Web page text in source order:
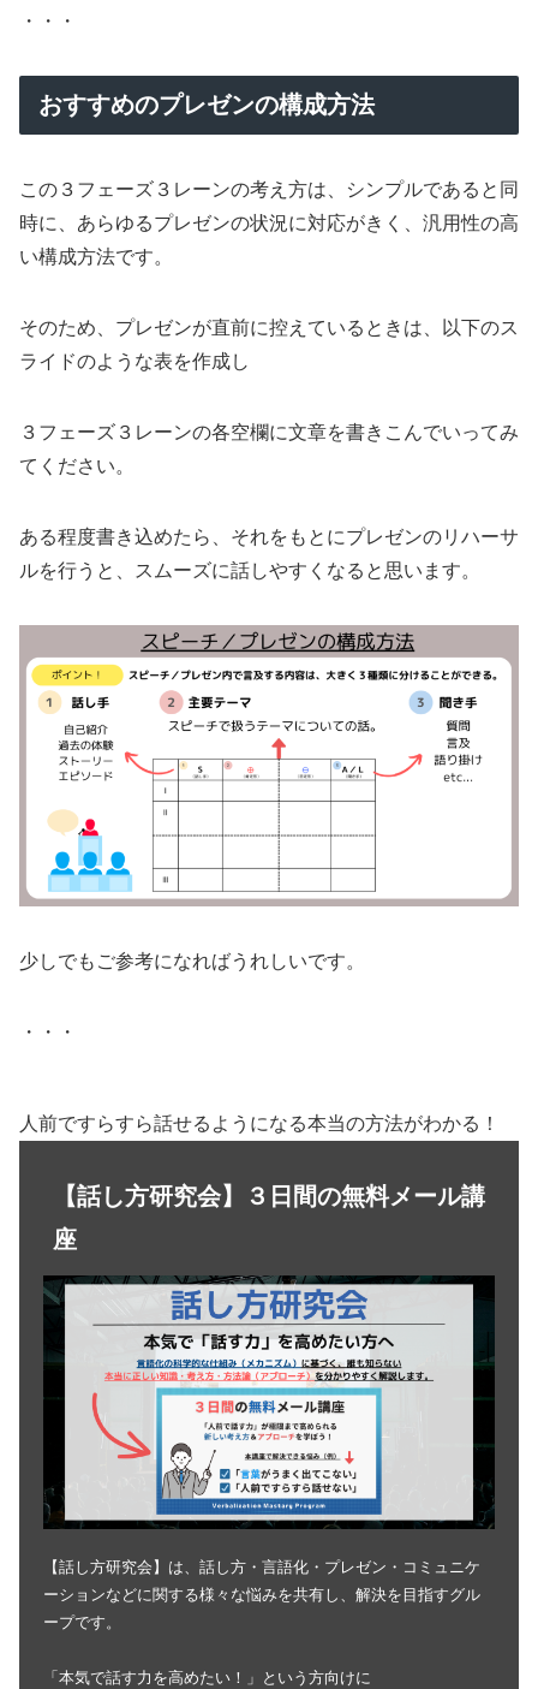
・・・
おすすめのプレゼンの構成方法
この３フェーズ３レーンの考え方は、シンプルであると同
時に、あらゆるプレゼンの状況に対応がきく、汎用性の高
い構成方法です。
そのため、プレゼンが直前に控えているときは、以下のス
ライドのような表を作成し
３フェーズ３レーンの各空欄に文章を書きこんでいってみ
てください。
ある程度書き込めたら、それをもとにプレゼンのリハーサ
ルを行うと、スムーズに話しやすくなると思います。
少しでもご参考になればうれしいです。
・・・
人前ですらすら話せるようになる本当の方法がわかる！
【話し方研究会】３日間の無料メール講
座
【話し方研究会】は、話し方・言語化・プレゼン・コミュニケ
ーションなどに関する様々な悩みを共有し、解決を目指すグル
ープです。
「本気で話す力を高めたい！」という方向けに